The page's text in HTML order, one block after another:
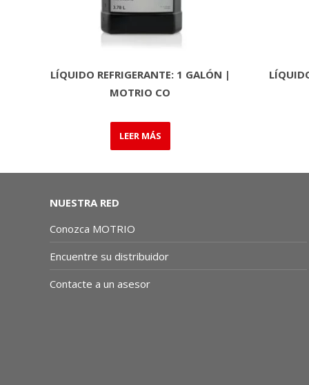
LÍQUIDO REFRIGERANTE: 1 GALÓN |
MOTRIO CO
LEER MÁS
NUESTRA RED
Conozca MOTRIO
Encuentre su distribuidor
Contacte a un asesor